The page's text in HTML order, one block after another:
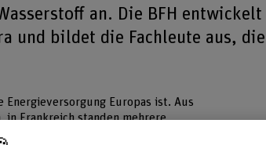
an. Die BFH entwickelt
und bildet die Fachleute aus, die
Europas ist. Aus
in Frankreich standen mehrere
vom Netz. Zum Blackout kam es dann